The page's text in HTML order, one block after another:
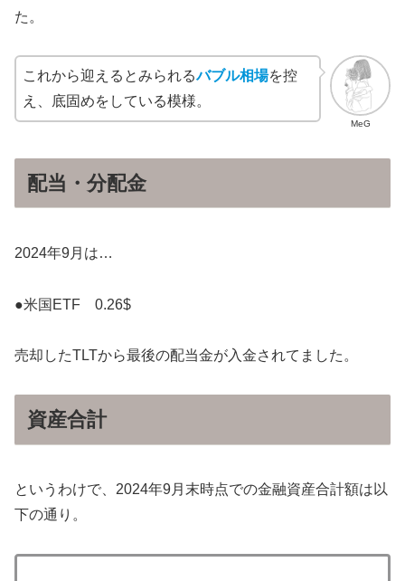
た。
MeG
これから迎えるとみられるバブル相場を控
え、底固めをしている模様。
配当・分配金
2024年9月は…
●米国ETF 0.26$
売却したTLTから最後の配当金が入金されてました。
資産合計
というわけで、2024年9月末時点での金融資産合計額は以
下の通り。